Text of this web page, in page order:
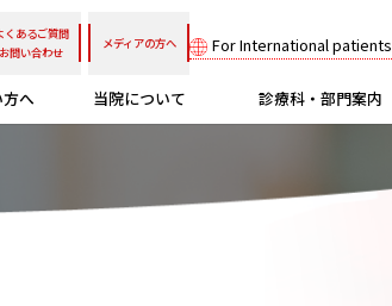
くあるご質問
お問い合わせ
メディアの方へ For International patients
へ 当院について 診療科・部門案内